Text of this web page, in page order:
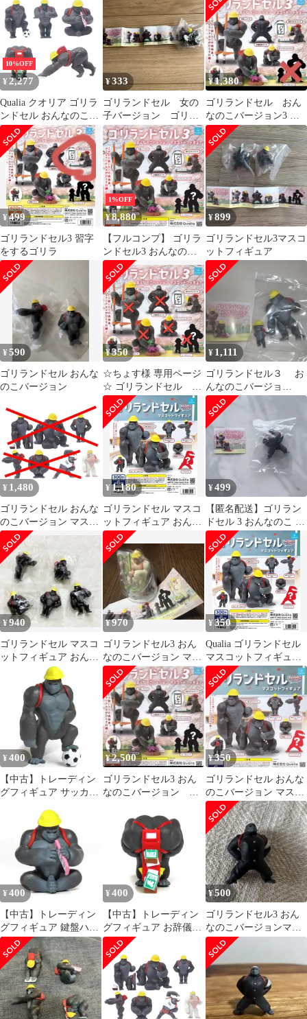
ット ゴリラ ランドセル
ガチャ ガチャガチャ カ
プセルトイ ミニチュア
フィギュア 前ならえゴ
リラ (先頭) 前ならえゴ
リラ (後ろ) シークレッ
ト
10%OFF
¥ 2,277
Qualia クオリア ゴリラ
ンドセル おんなのこバ
ージョン マスコットフ
ィギュア2 全5種セット
シークレット 激レアな
し ガチャ ガチャガチャ
カプセルトイ
¥333
ゴリランドセル 女の
子バージョン ゴリラ
とタンバリン マスコ
ットフィギュア
¥1,380
ゴリランドセル おん
なのこバージョン3 セ
ミコンプ 5種
¥499
ゴリランドセル3 習字
をするゴリラ
1%OFF
¥8,880
【フルコンプ】 ゴリラ
ンドセル3 おんなのこ
バージョン マスコット
フィギュア 【シークレ
ット登校するゴリラ＋
激レアアルビノ付き・
全7種セット＋ＤＰディ
スプレイ台紙おまけ付
き】 Qualia 動物グッズ
ランドセル ガチャガチ
ャ カプセルトイ 送料無
料 追跡あり
¥899
ゴリランドセル3マスコ
ットフィギュア
¥590
ゴリランドセル おんな
のこバージョン
¥350
☆ちょす様 専用ページ
☆ ゴリランドセル お
んなのこバージョン3
¥ 1,111
ゴリランドセル３ お
んなのこバージョ
ン ★シークレッ
ト★
¥ 1,480
ゴリランドセル おんな
のこバージョン マスコ
ットフィギュア2 × 激
レア：アルビノ 1個単
品 ガチャガチャ カプセ
ルトイ ゴリラ ランドセ
ル
¥1,180
ゴリランドセル マスコ
ットフィギュア おんな
のこバージョン ノー
マル5種セット
¥499
【匿名配送】ゴリラン
ドセル 3 おんなのこ 応
援団長ゴリラ
¥940
ゴリランドセル マスコ
ットフィギュア おんな
のこバージョン ノー
マル5種セット
¥970
ゴリランドセル3 おん
なのこバージョン マス
コットフィギア 激レア
(アルビノ)
¥350
Qualia ゴリランドセル
マスコットフィギュア
2種セット
¥ 400
【中古】トレーディン
グフィギュア サッカー
ランドセル おんなのこ
バージョン マスコット
フィギュア2」
¥2,500
ゴリランドセル3 おん
なのこバージョン マ
個セット
¥350
ゴリランドセル おんな
のこバージョン マスコ
ットフィギュア 激レア
¥ 400
【中古】トレーディン
グフィギュア 鍵盤ハー
モニカとゴリラ 「ゴリ
ランドセル おんなのこ
バージョン マスコット
フィギュア2」
¥ 400
【中古】トレーディン
グフィギュア お辞儀ゴ
リラ 「ゴリランドセル
おんなのこバージョン
マスコットフィギュア
2」
¥500
ゴリランドセル3 おん
なのこバージョンマス
コットフィギュア 応
援団長ゴリラ 美品